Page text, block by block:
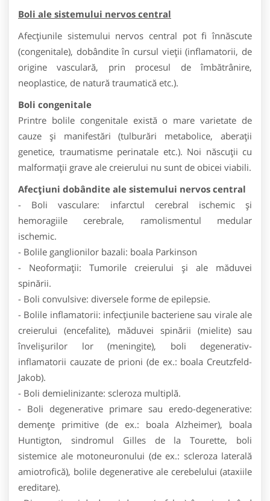
Boli ale sistemului nervos central
Afecțiunile sistemului nervos central pot fi înnăscute
(congenitale), dobândite în cursul vieții (inflamatorii, de
origine vasculară, prin procesul de îmbătrânire,
neoplastice, de natură traumatică etc.).
Boli congenitale
Printre bolile congenitale există o mare varietate de
cauze și manifestări (tulburări metabolice, aberații
genetice, traumatisme perinatale etc.). Noi născuții cu
malformații grave ale creierului nu sunt de obicei viabili.
Afecțiuni dobândite ale sistemului nervos central
- Boli vasculare: infarctul cerebral ischemic și
hemoragiile cerebrale, ramolismentul medular
ischemic.
- Bolile ganglionilor bazali: boala Parkinson
- Neoformații: Tumorile creierului și ale măduvei
spinării.
- Boli convulsive: diversele forme de epilepsie.
- Bolile inflamatorii: infecțiunile bacteriene sau virale ale
creierului (encefalite), măduvei spinării (mielite) sau
învelișurilor lor (meningite), boli degenerativ-
inflamatorii cauzate de prioni (de ex.: boala Creutzfeld-
Jakob).
- Boli demielinizante: scleroza multiplă.
- Boli degenerative primare sau eredo-degenerative:
demențe primitive (de ex.: boala Alzheimer), boala
Huntigton, sindromul Gilles de la Tourette, boli
sistemice ale motoneuronului (de ex.: scleroza laterală
amiotrofică), bolile degenerative ale cerebelului (ataxiile
ereditare).